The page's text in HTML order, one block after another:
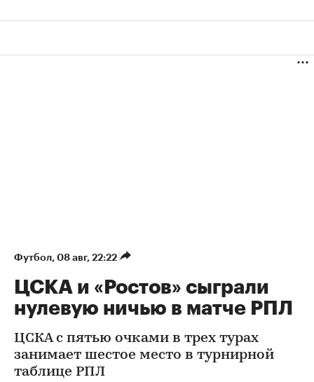
Футбол⁠, 08 авг, 22:22
ЦСКА и «Ростов» сыграли
нулевую ничью в матче РПЛ
ЦСКА с пятью очками в трех турах
занимает шестое место в турнирной
таблице РПЛ